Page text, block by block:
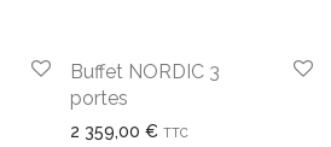
Buffet NORDIC 3
portes
2 359,00 € TTC